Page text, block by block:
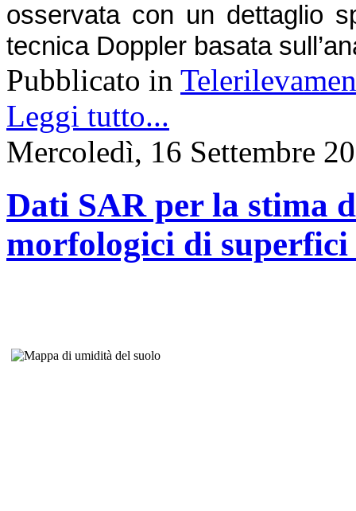
osservata con un dettaglio
tecnica Doppler basata
Pubblicato in
Leggi tutto...
Mercoledì, 16 Settembre
Dati SAR per la stima
morfologici di superfici